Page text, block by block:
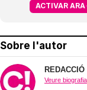
ACTIVAR ARA
Sobre l'autor
REDACCIÓ
Veure biografia